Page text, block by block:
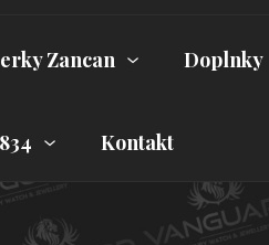
Zancan Doplnky
Kontakt